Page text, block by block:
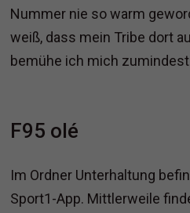
Nummer nie so warm
weiß, dass mein Tribe dort
bemühe ich mich
F95 olé
Im Ordner Unterhaltung
Sport1-App. Mittlerweile